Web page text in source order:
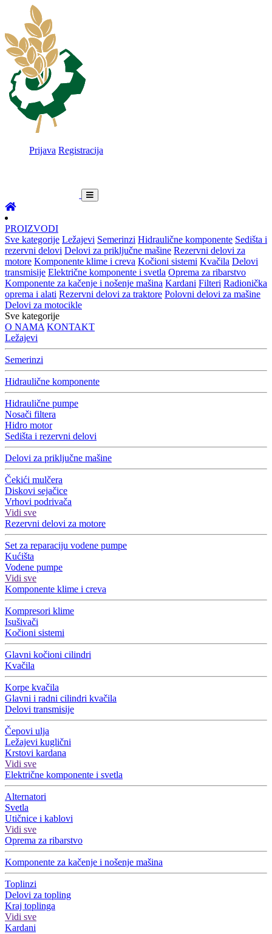
Prijava Registracija
PROIZVODI
Sve kategorije Ležajevi Semerinzi Hidraulične komponente Sedišta i
rezervni delovi Delovi za priključne mašine Rezervni delovi za
motore Komponente klime i creva Kočioni sistemi Kvačila Delovi
transmisije Električne komponente i svetla Oprema za ribarstvo
Komponente za kačenje i nošenje mašina Kardani Filteri Radionička
oprema i alati Rezervni delovi za traktore Polovni delovi za mašine
Delovi za motocikle
Sve kategorije
O NAMA KONTAKT
Ležajevi
Semerinzi
Hidraulične komponente
Hidraulične pumpe
Nosači filtera
Hidro motor
Sedišta i rezervni delovi
Delovi za priključne mašine
Čekići mulčera
Diskovi sejačice
Vrhovi podrivača
Vidi sve
Rezervni delovi za motore
Set za reparaciju vodene pumpe
Kućišta
Vodene pumpe
Vidi sve
Komponente klime i creva
Kompresori klime
Isušivači
Kočioni sistemi
Glavni kočioni cilindri
Kvačila
Korpe kvačila
Glavni i radni cilindri kvačila
Delovi transmisije
Čepovi ulja
Ležajevi kuglični
Krstovi kardana
Vidi sve
Električne komponente i svetla
Alternatori
Svetla
Utičnice i kablovi
Vidi sve
Oprema za ribarstvo
Komponente za kačenje i nošenje mašina
Toplinzi
Delovi za topling
Kraj toplinga
Vidi sve
Kardani